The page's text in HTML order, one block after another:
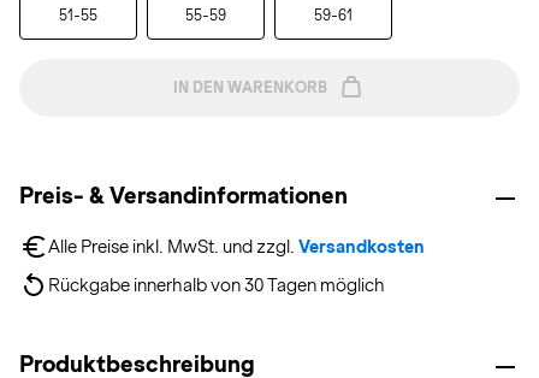
51-55 55-59 59-61
IN DEN WARENKORB
Preis- & Versandinformationen
Alle Preise inkl. MwSt. und zzgl. Versandkosten
Rückgabe innerhalb von 30 Tagen möglich
Produktbeschreibung